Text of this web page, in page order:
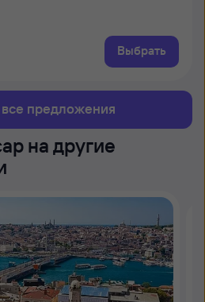
Выбрать
все предложения
на другие